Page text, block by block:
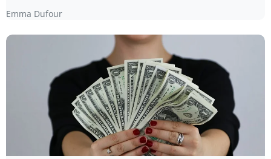
Emma Dufour